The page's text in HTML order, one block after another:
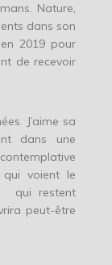
Nature,
dans son
2019 pour
de recevoir
J’aime sa
dans une
voient le
qui restent
peut-être